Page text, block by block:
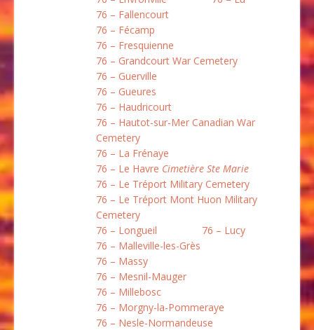
76 – Fallencourt
76 – Fécamp
76 – Fresquienne
76 – Grandcourt War Cemetery
76 – Guerville
76 – Gueures
76 – Haudricourt
76 – Hautot-sur-Mer Canadian War
Cemetery
76 – La Frénaye
76 – Le Havre Cimetière Ste Marie
76 – Le Tréport Military Cemetery
76 – Le Tréport Mont Huon Military
Cemetery
76 – Longueil
76 – Lucy
76 – Malleville-les-Grès
76 – Massy
76 – Mesnil-Mauger
76 – Millebosc
76 – Morgny-la-Pommeraye
76 – Nesle-Normandeuse